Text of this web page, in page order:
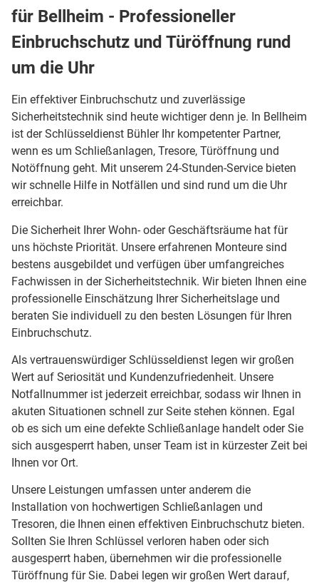
für Bellheim - Professioneller
Einbruchschutz und Türöffnung rund
um die Uhr
Ein effektiver Einbruchschutz und zuverlässige
Sicherheitstechnik sind heute wichtiger denn je. In Bellheim
ist der Schlüsseldienst Bühler Ihr kompetenter Partner,
wenn es um Schließanlagen, Tresore, Türöffnung und
Notöffnung geht. Mit unserem 24-Stunden-Service bieten
wir schnelle Hilfe in Notfällen und sind rund um die Uhr
erreichbar.
Die Sicherheit Ihrer Wohn- oder Geschäftsräume hat für
uns höchste Priorität. Unsere erfahrenen Monteure sind
bestens ausgebildet und verfügen über umfangreiches
Fachwissen in der Sicherheitstechnik. Wir bieten Ihnen eine
professionelle Einschätzung Ihrer Sicherheitslage und
beraten Sie individuell zu den besten Lösungen für Ihren
Einbruchschutz.
Als vertrauenswürdiger Schlüsseldienst legen wir großen
Wert auf Seriosität und Kundenzufriedenheit. Unsere
Notfallnummer ist jederzeit erreichbar, sodass wir Ihnen in
akuten Situationen schnell zur Seite stehen können. Egal
ob es sich um eine defekte Schließanlage handelt oder Sie
sich ausgesperrt haben, unser Team ist in kürzester Zeit bei
Ihnen vor Ort.
Unsere Leistungen umfassen unter anderem die
Installation von hochwertigen Schließanlagen und
Tresoren, die Ihnen einen effektiven Einbruchschutz bieten.
Sollten Sie Ihren Schlüssel verloren haben oder sich
ausgesperrt haben, übernehmen wir die professionelle
Türöffnung für Sie. Dabei legen wir großen Wert darauf,